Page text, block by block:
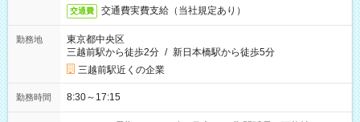
交通費 交通費実費支給（当社規定あり）
勤務地
東京都中央区
三越前駅から徒歩2分 / 新日本橋駅から徒歩5分
三越前駅近くの企業
勤務時間 8:30～17:15